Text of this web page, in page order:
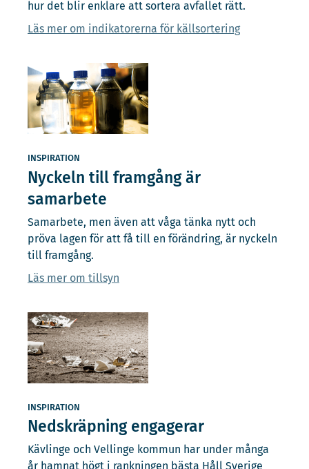
hur det blir enklare att sortera avfallet rätt.
Läs mer om indikatorerna för källsortering
INSPIRATION
Nyckeln till framgång är
samarbete
Samarbete, men även att våga tänka nytt och
pröva lagen för att få till en förändring, är nyckeln
till framgång.
Läs mer om tillsyn
INSPIRATION
Nedskräpning engagerar
Kävlinge och Vellinge kommun har under många
år hamnat högt i rankningen bästa Håll Sverige